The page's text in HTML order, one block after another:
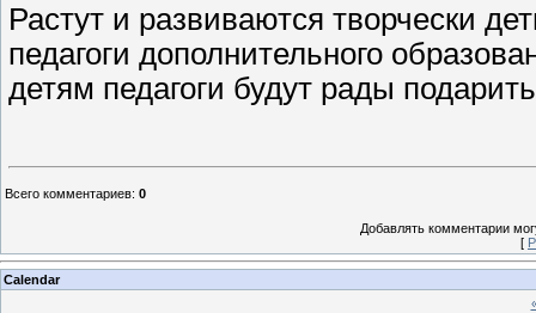
Растут и развиваются творчески
педагоги дополнительного
детям педагоги будут рады
Всего комментариев: 0
Добавлять комментарии
[
Calendar